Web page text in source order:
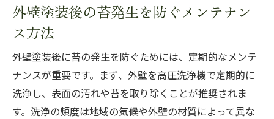
苔防止と美観維持における塗装技術の選択
高湿度環境下での効果的な苔防止外壁塗装
外壁塗装後の苔発生を防ぐメンテナン
ス方法
外壁塗装後に苔の発生を防ぐためには、定期的なメンテ
ナンスが重要です。まず、外壁を高圧洗浄機で定期的に
洗浄し、表面の汚れや苔を取り除くことが推奨されま
す。洗浄の頻度は地域の気候や外壁の材質によって異な